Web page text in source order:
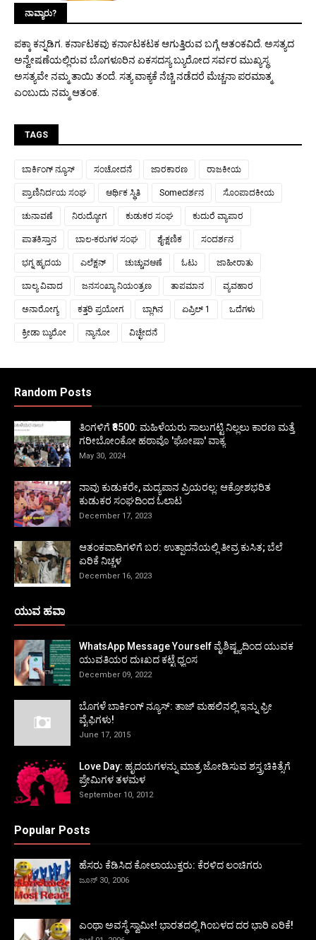
ನಾವ್ಯಾರು?
ಪಕ್ಕಾ ಕನ್ನಡಿಗ. ಕರ್ನಾಟಕವು ಕರ್ನಾಟಕಟಕ ಆಗುತ್ತಿರುವ ಬಗ್ಗೆ ಆತಂಕವಿದೆ. ಅಸತ್ಯದ
ಅನ್ವೇಷಣೆಯಲ್ಲಿರುವ ಬೊಗಳೂರಿನ ಏಕಸದಸ್ಯ ಬ್ಯುರೋದ ಸರ್ವರ ಮುಖ್ಯಸ್ಥ.
ಅಸತ್ಯವೇ ನಮ್ಮ ತಾಯಿ ತಂದೆ. ಸತ್ಯ ವಾಕ್ಯಕೆ ನೆಚ್ಚಿ ನಡೆದರೆ ಮೆಚ್ಚನಾ ಪರಮಾತ್ಮ
ಎಂಬುದು ನಮ್ಮ ಆತಂಕ.
TAGS
ಬಾರ್ಕಿಂಗ್ ನ್ಯೂಸ್ ಸಂಚೋದನೆ ಜಾರಕಾರಣ ರಾಜಕೀಯ
ಪ್ರಾಣಿನಿರ್ದಯ ಸಂಘ ಆರ್ಥಿಕ ಸ್ಥಿತಿ Someದರ್ಶನ ಸೊಂಪಾದಕೀಯ
ಚುನಾವಣೆ ನಿರುದ್ಯೋಗ ಕುಡುಕರ ಸಂಘ ಕುದುರೆ ವ್ಯಾಪಾರ
ಪಾತಕಿಸ್ತಾನ ಬಾಲ-ಕರುಗಳ ಸಂಘ ಶೈ-ಕ್ಷಣಿಕ ಸಂದರ್ಶನ
ಭಗ್ನ ಹೃದಯ ಎಲೆಕ್ಷನ್ ಚುಚ್ಚುವಆಣೆ ಓಟು ಜಾಹೀರಾತು
ಬಾಲ್ಯ ವಿವಾದ ಜನಸಂಖ್ಯಾ ನಿಯಂತ್ರಣ ತಾಪಮಾನ ವ್ಯವಹಾರ
ಅನಾರೋಗ್ಯ ಕತ್ತರಿ ಪ್ರಯೋಗ ಬ್ಲಾಗಿನ ಏಪ್ರಿಲ್ 1 ಒದೆಗಳು
ಕ್ರೀಡಾ ಬ್ಯುರೋ ನ್ಯಾನೋ ವಿಚ್ಛೇದನೆ
Random Posts
ತಿಂಗಳಿಗೆ ₹8500: ಮಹಿಳೆಯರು ಸಾಲುಗಟ್ಟಿ ನಿಲ್ಲಲು ಕಾರಣ ಮತ್ತೆ
ಗರೀಬೋಂಕೋ ಹಠಾವೊ 'ಘೋಷಾ' ವಾಕ್ಯ
May 30, 2024
ನಾವು ಕುಡುಕರೇ, ಮದ್ಯಪಾನ ಪ್ರಿಯರಲ್ಲ: ಆಕ್ರೋಶಭರಿತ
ಕುಡುಕರ ಸಂಘದಿಂದ ಓಲಾಟ
December 17, 2023
ಆತಂಕವಾದಿಗಳಿಗೆ ಬರ: ಉತ್ಪಾದನೆಯಲ್ಲಿ ತೀವ್ರ ಕುಸಿತ; ಬೆಲೆ
ಏರಿಕೆ ನಿಚ್ಚಳ
December 16, 2023
ಯುವ ಹವಾ
WhatsApp Message Yourself ವೈಶಿಷ್ಟ್ಯದಿಂದ ಯುವಕ
ಯುವತಿಯರ ದುಃಖದ ಕಟ್ಟೆ ಧ್ವಂಸ
December 09, 2022
ಬೊಗಳೆ ಬಾರ್ಕಿಂಗ್ ನ್ಯೂಸ್: ತಾಜ್ ಮಹಲಿನಲ್ಲಿ ಇನ್ನು ಫ್ರೀ
ವೈಫಿಗಳು!
June 17, 2015
Love Day: ಹೃದಯಗಳನ್ನು ಮಾತ್ರ ಜೋಡಿಸುವ ಶಸ್ತ್ರಚಿಕಿತ್ಸೆಗೆ
ಪ್ರೇಮಿಗಳ ತಳಮಳ
September 10, 2012
Popular Posts
ಹೆಸರು ಕೆಡಿಸಿದ ಕೋಲಾಯುಕ್ತರು: ಕೆರಳಿದ ಲಂಚಿಗರು
ಜೂನ್ 30, 2006
ಎಂಥಾ ಅವಸ್ಥೆ ಸ್ವಾಮೀ! ಭಾರತದಲ್ಲಿ ಗಿಂಬಳದ ದರ ಭಾರಿ ಏರಿಕೆ!